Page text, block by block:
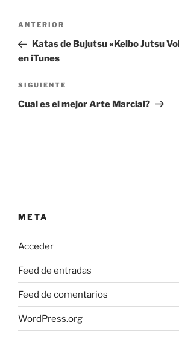
Navegación
entradas
Entrada
anterior:
ANTERIOR
Katas de Bujutsu «Keibo Jutsu
en iTunes
Siguiente
entrada
SIGUIENTE
Cual es el mejor Arte Marcial?
META
Acceder
Feed de entradas
Feed de comentarios
WordPress.org